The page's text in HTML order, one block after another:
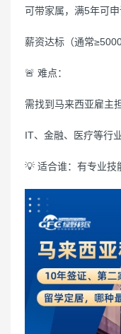
可带家属，满5年可申
薪资达标（通常
🚨 难点：
需找到马来西亚雇主
IT、金融、医疗等行
💡 适合谁：有专业技